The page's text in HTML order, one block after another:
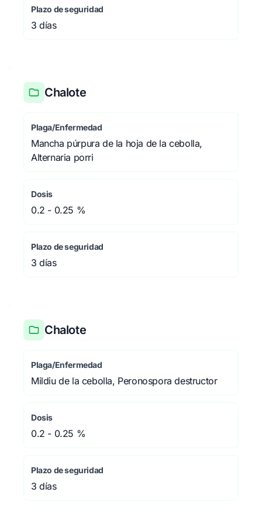
Plazo de seguridad
3 días
Chalote
Plaga/Enfermedad
Mancha púrpura de la hoja de la cebolla,
Alternaria porri
Dosis
0.2 - 0.25 %
Plazo de seguridad
3 días
Chalote
Plaga/Enfermedad
Mildiu de la cebolla, Peronospora destructor
Dosis
0.2 - 0.25 %
Plazo de seguridad
3 días